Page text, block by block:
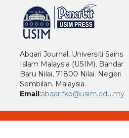
Abqari Journal, Universiti Sains
Islam Malaysia (USIM), Bandar
Baru Nilai, 71800 Nilai. Negeri
Sembilan. Malaysia.
Email:abqarifkp@usim.edu.my